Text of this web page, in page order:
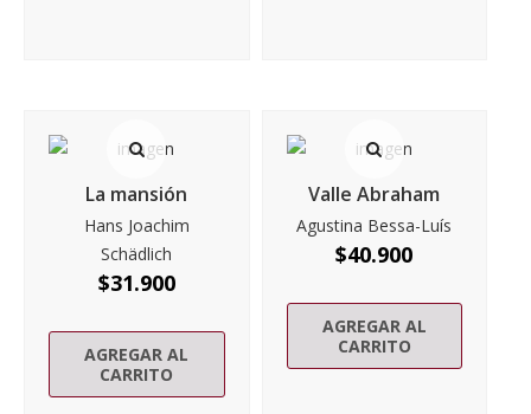
La mansión
Hans Joachim
Schädlich
$31.900
AGREGAR AL
CARRITO
Valle Abraham
Agustina Bessa-Luís
$40.900
AGREGAR AL
CARRITO